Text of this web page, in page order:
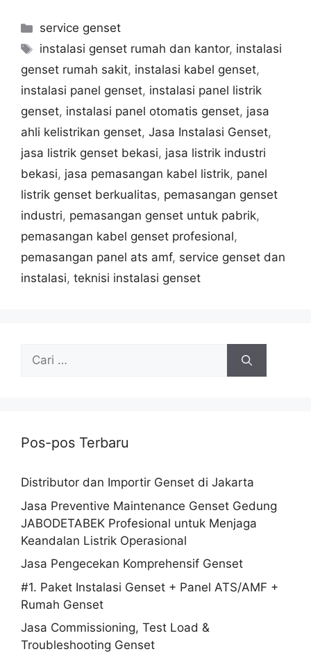
service genset
instalasi genset rumah dan kantor, instalasi
genset rumah sakit, instalasi kabel genset,
instalasi panel genset, instalasi panel listrik
genset, instalasi panel otomatis genset, jasa
ahli kelistrikan genset, Jasa Instalasi Genset,
jasa listrik genset bekasi, jasa listrik industri
bekasi, jasa pemasangan kabel listrik, panel
listrik genset berkualitas, pemasangan genset
industri, pemasangan genset untuk pabrik,
pemasangan kabel genset profesional,
pemasangan panel ats amf, service genset dan
instalasi, teknisi instalasi genset
Pos-pos Terbaru
Distributor dan Importir Genset di Jakarta
Jasa Preventive Maintenance Genset Gedung
JABODETABEK Profesional untuk Menjaga
Keandalan Listrik Operasional
Jasa Pengecekan Komprehensif Genset
#1. Paket Instalasi Genset + Panel ATS/AMF +
Rumah Genset
Jasa Commissioning, Test Load &
Troubleshooting Genset